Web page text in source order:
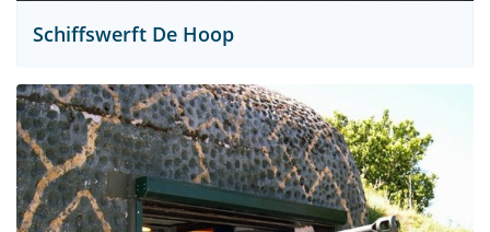
Schiffswerft De Hoop